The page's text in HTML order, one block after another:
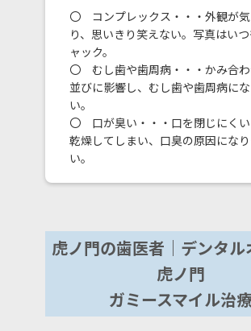
〇 コンプレックス・・・外観が
り、思いきり笑えない。写真はい
ャック。
〇 むし歯や歯周病・・・かみ合
並びに影響し、むし歯や歯周病に
い。
〇 口が臭い・・・口を閉じにく
乾燥してしまい、口臭の原因にな
い。
虎ノ門の歯医者｜デンタル
虎ノ門
ガミースマイル治